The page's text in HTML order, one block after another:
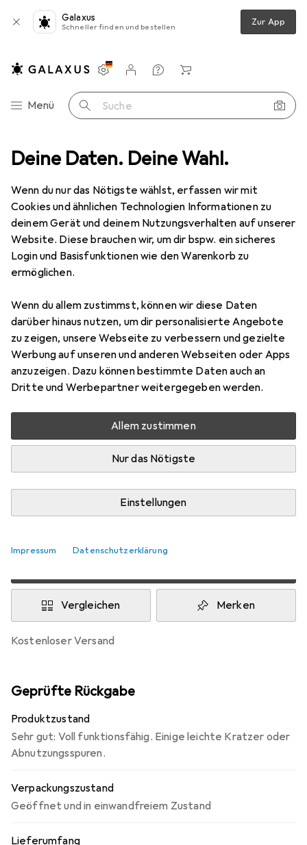
Deine Daten. Deine Wahl.
Wenn du nur das Nötigste wählst, erfassen wir mit
Cookies und ähnlichen Technologien Informationen zu
deinem Gerät und deinem Nutzungsverhalten auf unserer
Website. Diese brauchen wir, um dir bspw. ein sicheres
Login und Basisfunktionen wie den Warenkorb zu
ermöglichen.
Wenn du allem zustimmst, können wir diese Daten
darüber hinaus nutzen, um dir personalisierte Angebote
zu zeigen, unsere Webseite zu verbessern und gezielte
Werbung auf unseren und anderen Webseiten oder Apps
anzuzeigen. Dazu können bestimmte Daten auch an
Dritte und Werbepartner weitergegeben werden.
Allem zustimmen
Nur das Nötigste
Einstellungen
Impressum Datenschutzerklärung
Galaxus
Schneller finden und bestellen Zur App
Navigation nach Kategorien
Menü Suche
Einstellungen
Kundenkonto
Vergleichslisten
Merklisten
Warenkorb
Barcode Scanner Cipherlab 8200 LASER BATCH 4M 24 KEY
2 Bilder
−56% GEPRÜFTE RÜCKGABE
Cipherlab 8200 LASER BATCH 4M 24
KEY
1D-Barcodes
Preis in EUR inkl. MwSt.
EUR
249,71
übermorgen geliefert
Lieferort angeben für genaue Lieferzeit
Vergleichen Merken
kostenloser Versand
Geprüfte Rückgabe
Produktzustand
Sehr gut: Voll funktionsfähig. Einige leichte Kratzer oder
Abnutzungsspuren.
Verpackungszustand
Geöffnet und in einwandfreiem Zustand
Lieferumfang